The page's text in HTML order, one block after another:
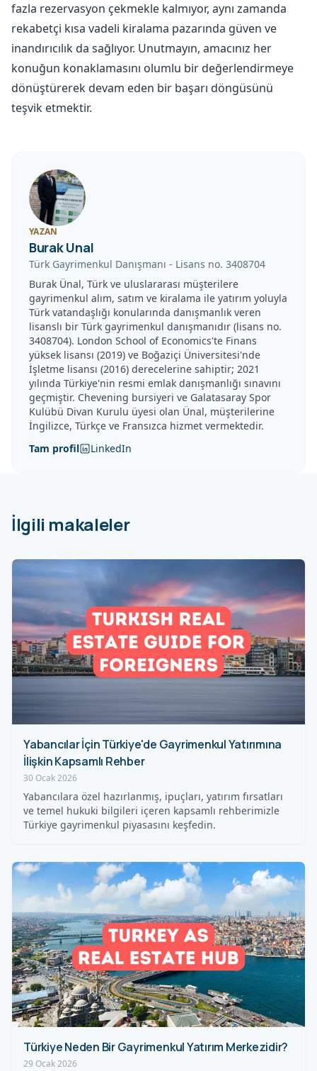
fazla rezervasyon çekmekle kalmıyor, aynı zamanda
rekabetçi kısa vadeli kiralama pazarında güven ve
inandırıcılık da sağlıyor. Unutmayın, amacınız her
konuğun konaklamasını olumlu bir değerlendirmeye
dönüştürerek devam eden bir başarı döngüsünü
teşvik etmektir.
YAZAN
Burak Unal
Türk Gayrimenkul Danışmanı - Lisans no. 3408704
Burak Ünal, Türk ve uluslararası müşterilere
gayrimenkul alım, satım ve kiralama ile yatırım yoluyla
Türk vatandaşlığı konularında danışmanlık veren
lisanslı bir Türk gayrimenkul danışmanıdır (lisans no.
3408704). London School of Economics'te Finans
yüksek lisansı (2019) ve Boğaziçi Üniversitesi'nde
İşletme lisansı (2016) derecelerine sahiptir; 2021
yılında Türkiye'nin resmi emlak danışmanlığı sınavını
geçmiştir. Chevening bursiyeri ve Galatasaray Spor
Kulübü Divan Kurulu üyesi olan Ünal, müşterilerine
İngilizce, Türkçe ve Fransızca hizmet vermektedir.
Tam profil
LinkedIn
İlgili makaleler
Yabancılar İçin Türkiye'de Gayrimenkul Yatırımına
İlişkin Kapsamlı Rehber
30 Ocak 2026
Yabancılara özel hazırlanmış, ipuçları, yatırım fırsatları
ve temel hukuki bilgileri içeren kapsamlı rehberimizle
Türkiye gayrimenkul piyasasını keşfedin.
Türkiye Neden Bir Gayrimenkul Yatırım Merkezidir?
29 Ocak 2026